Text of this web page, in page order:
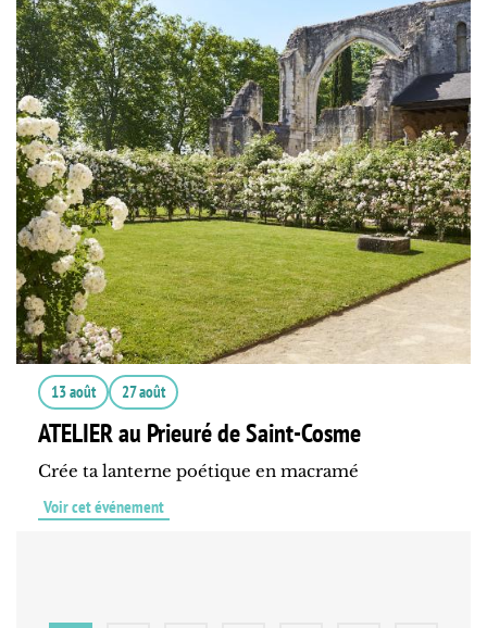
13 août 27 août
ATELIER au Prieuré de Saint-Cosme
Crée ta lanterne poétique en macramé
Voir cet événement